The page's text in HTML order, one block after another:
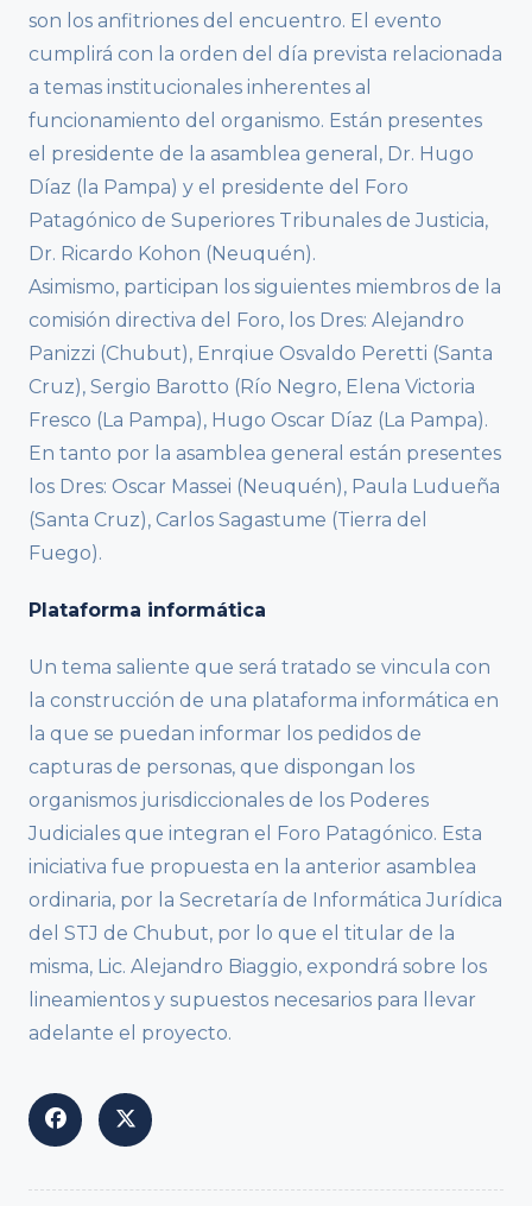
son los anfitriones del encuentro. El evento
cumplirá con la orden del día prevista relacionada
a temas institucionales inherentes al
funcionamiento del organismo. Están presentes
el presidente de la asamblea general, Dr. Hugo
Díaz (la Pampa) y el presidente del Foro
Patagónico de Superiores Tribunales de Justicia,
Dr. Ricardo Kohon (Neuquén).
Asimismo, participan los siguientes miembros de la
comisión directiva del Foro, los Dres: Alejandro
Panizzi (Chubut), Enrqiue Osvaldo Peretti (Santa
Cruz), Sergio Barotto (Río Negro, Elena Victoria
Fresco (La Pampa), Hugo Oscar Díaz (La Pampa).
En tanto por la asamblea general están presentes
los Dres: Oscar Massei (Neuquén), Paula Ludueña
(Santa Cruz), Carlos Sagastume (Tierra del
Fuego).
Plataforma informática
Un tema saliente que será tratado se vincula con
la construcción de una plataforma informática en
la que se puedan informar los pedidos de
capturas de personas, que dispongan los
organismos jurisdiccionales de los Poderes
Judiciales que integran el Foro Patagónico. Esta
iniciativa fue propuesta en la anterior asamblea
ordinaria, por la Secretaría de Informática Jurídica
del STJ de Chubut, por lo que el titular de la
misma, Lic. Alejandro Biaggio, expondrá sobre los
lineamientos y supuestos necesarios para llevar
adelante el proyecto.